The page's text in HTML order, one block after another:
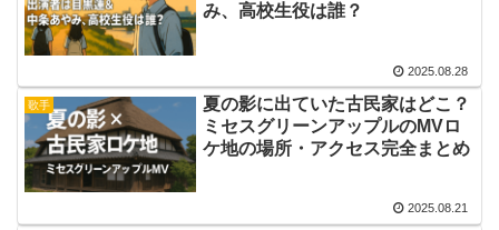
み、高校生役は誰？
2025.08.28
歌手
夏の影に出ていた古民家はどこ？
ミセスグリーンアップルのMVロ
ケ地の場所・アクセス完全まとめ
2025.08.21